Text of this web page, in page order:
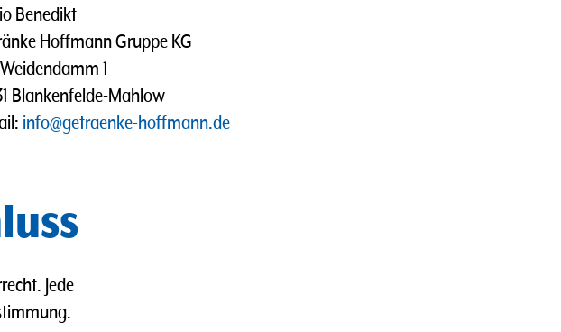
Benedikt
Hoffmann Gruppe KG
1
Blankenfelde-Mahlow
info@getraenke-hoffmann.de
Jede